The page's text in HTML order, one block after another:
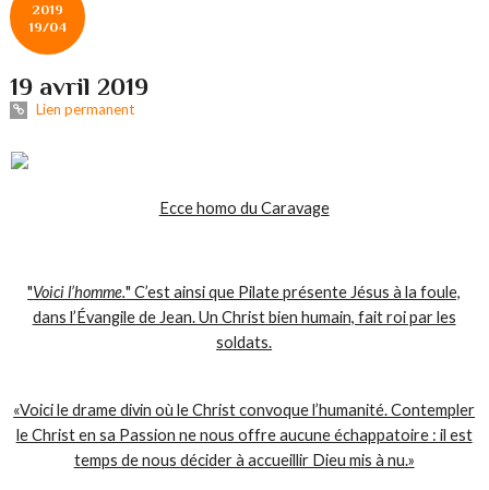
2019
19/04
19 avril 2019
Lien permanent
Ecce homo du Caravage
"Voici l’homme." C’est ainsi que Pilate présente Jésus à la foule,
dans l’Évangile de Jean. Un Christ bien humain, fait roi par les
soldats.
«Voici le drame divin où le Christ convoque l’humanité. Contempler
le Christ en sa Passion ne nous offre aucune échappatoire : il est
temps de nous décider à accueillir Dieu mis à nu.»